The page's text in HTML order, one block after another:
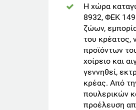
Η χώρα
8932, ΦΕΚ 149
ζώων,
του κρέατος,
προϊόντων
χοίρειο και
γεννηθεί,
κρέας. Από
πουλερικών
προέλευση